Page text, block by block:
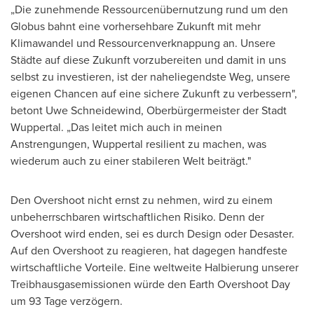
„Die zunehmende Ressourcenübernutzung rund um den
Globus bahnt eine vorhersehbare Zukunft mit mehr
Klimawandel und Ressourcenverknappung an. Unsere
Städte auf diese Zukunft vorzubereiten und damit in uns
selbst zu investieren, ist der naheliegendste Weg, unsere
eigenen Chancen auf eine sichere Zukunft zu verbessern",
betont Uwe Schneidewind, Oberbürgermeister der Stadt
Wuppertal. „Das leitet mich auch in meinen
Anstrengungen, Wuppertal resilient zu machen, was
wiederum auch zu einer stabileren Welt beiträgt."
Den Overshoot nicht ernst zu nehmen, wird zu einem
unbeherrschbaren wirtschaftlichen Risiko. Denn der
Overshoot wird enden, sei es durch Design oder Desaster.
Auf den Overshoot zu reagieren, hat dagegen handfeste
wirtschaftliche Vorteile. Eine weltweite Halbierung unserer
Treibhausgasemissionen würde den Earth Overshoot Day
um 93 Tage verzögern.